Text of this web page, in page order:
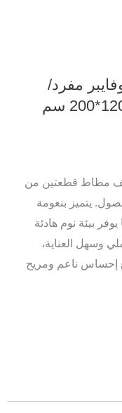
مفرد/
مطاط قطعتين من
يتميز بنعومة
بيئة نوم هادئة
وسهل العناية،
إحساس ناعم ومريح